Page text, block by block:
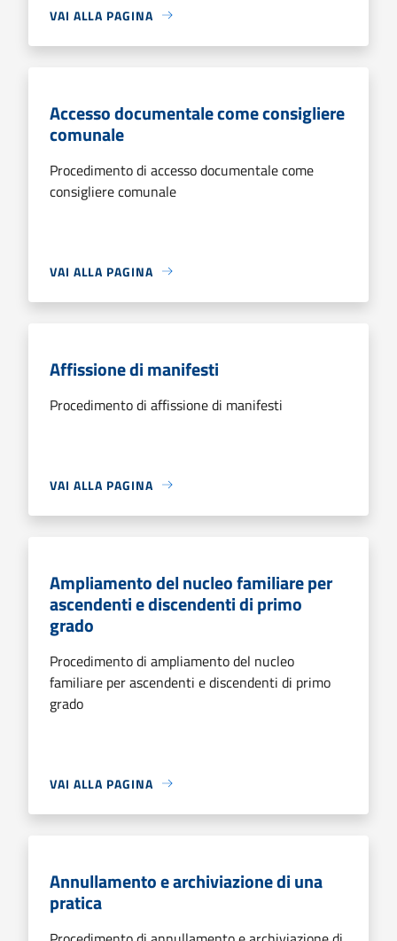
VAI ALLA PAGINA
Accesso documentale come consigliere
comunale
Procedimento di accesso documentale come
consigliere comunale
VAI ALLA PAGINA
Affissione di manifesti
Procedimento di affissione di manifesti
VAI ALLA PAGINA
Ampliamento del nucleo familiare per
ascendenti e discendenti di primo
grado
Procedimento di ampliamento del nucleo
familiare per ascendenti e discendenti di primo
grado
VAI ALLA PAGINA
Annullamento e archiviazione di una
pratica